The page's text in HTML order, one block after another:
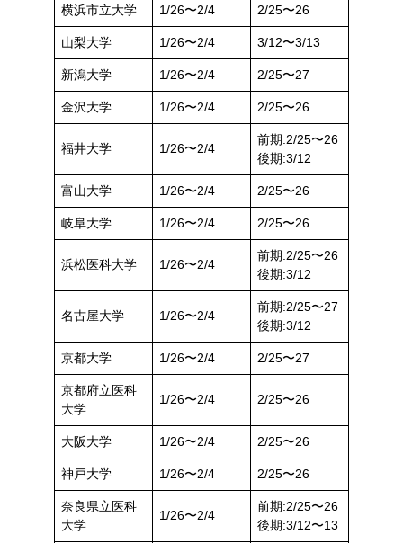
横浜市立大学 1/26〜2/4 2/25〜26
山梨大学 1/26〜2/4 3/12〜3/13
新潟大学 1/26〜2/4 2/25〜27
金沢大学 1/26〜2/4 2/25〜26
福井大学 1/26〜2/4
前期:2/25〜26
後期:3/12
富山大学 1/26〜2/4 2/25〜26
岐阜大学 1/26〜2/4 2/25〜26
浜松医科大学 1/26〜2/4
前期:2/25〜26
後期:3/12
名古屋大学 1/26〜2/4
前期:2/25〜27
後期:3/12
京都大学 1/26〜2/4 2/25〜27
京都府立医科
大学
1/26〜2/4 2/25〜26
大阪大学 1/26〜2/4 2/25〜26
神戸大学 1/26〜2/4 2/25〜26
奈良県立医科
大学
1/26〜2/4
前期:2/25〜26
後期:3/12〜13